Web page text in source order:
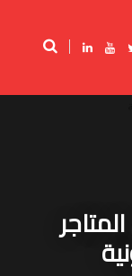
ر
ي
و
و
L
i
e